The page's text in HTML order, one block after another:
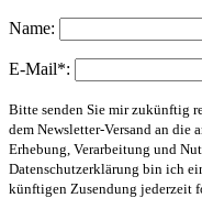
Name:
E-Mail*:
Bitte senden Sie mir zukünftig
dem Newsletter-Versand an die
Erhebung, Verarbeitung und
Datenschutzerklärung bin ich
künftigen Zusendung jederzeit